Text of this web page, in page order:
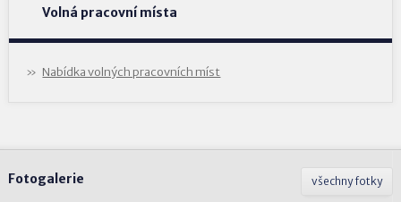
Volná pracovní místa
Nabídka volných pracovních míst
všechny fotky
Fotogalerie